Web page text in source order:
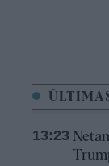
13:23